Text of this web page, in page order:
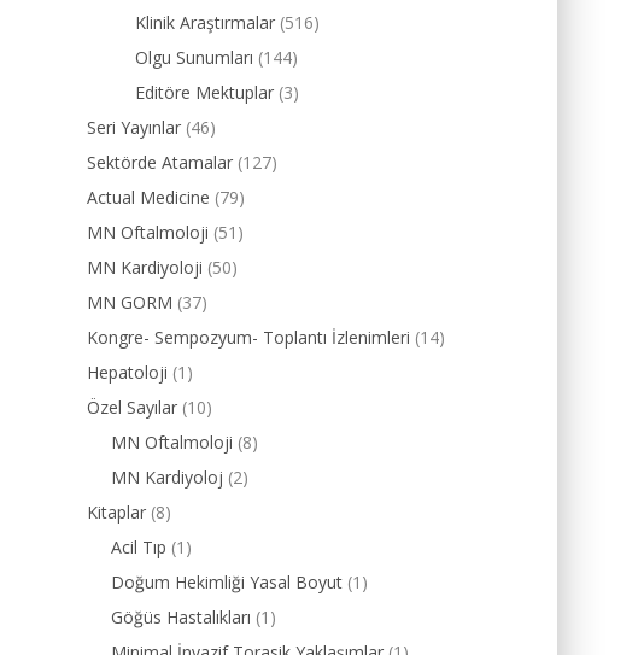
Klinik Araştırmalar (516)
Olgu Sunumları (144)
Editöre Mektuplar (3)
Seri Yayınlar (46)
Sektörde Atamalar (127)
Actual Medicine (79)
MN Oftalmoloji (51)
MN Kardiyoloji (50)
MN GORM (37)
Kongre- Sempozyum- Toplantı İzlenimleri (14)
Hepatoloji (1)
Özel Sayılar (10)
MN Oftalmoloji (8)
MN Kardiyoloj (2)
Kitaplar (8)
Acil Tıp (1)
Doğum Hekimliği Yasal Boyut (1)
Göğüs Hastalıkları (1)